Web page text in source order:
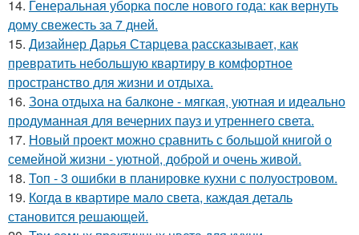
14. Генеральная уборка после нового года: как вернуть
дому свежесть за 7 дней.
15. Дизайнер Дарья Старцева рассказывает, как
превратить небольшую квартиру в комфортное
пространство для жизни и отдыха.
16. Зона отдыха на балконе - мягкая, уютная и идеально
продуманная для вечерних пауз и утреннего света.
17. Новый проект можно сравнить с большой книгой о
семейной жизни - уютной, доброй и очень живой.
18. Топ - 3 ошибки в планировке кухни с полуостровом.
19. Когда в квартире мало света, каждая деталь
становится решающей.